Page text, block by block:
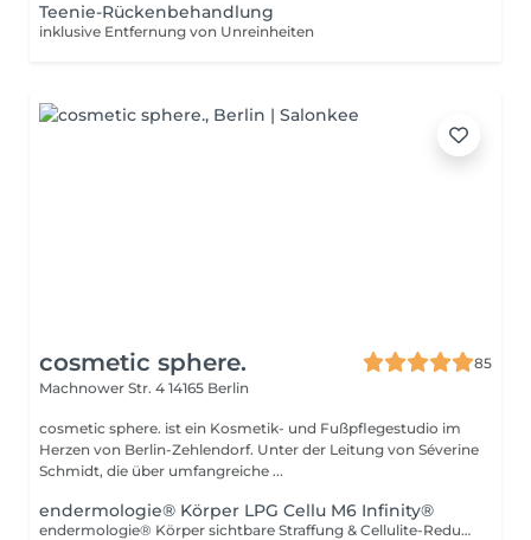
Teenie-Rückenbehandlung
inklusive Entfernung von Unreinheiten
cosmetic sphere.
85
Machnower Str. 4 14165 Berlin
cosmetic sphere. ist ein Kosmetik- und Fußpflegestudio im
Herzen von Berlin-Zehlendorf. Unter der Leitung von Séverine
Schmidt, die über umfangreiche ...
endermologie® Körper LPG Cellu M6 Infinity®
endermologie® Körper sichtbare Straffung & Cellulite-Reduktion Die endermologie® Körperbehandlung ist eine effektive, nicht-invasive Methode zur Hautstraffung, Cellulite-Reduktion und Figurformung. Durch gezielte mechanische Tiefenstimulation wird der Stoffwechsel im Gewebe aktiviert und die natürliche Fettfreisetzung angeregt. Gleichzeitig wird die Produktion von Kollagen und Elastin stimuliert für eine straffere, glattere und sichtbar definiertere Silhouette. Ihre Vorteile auf einen Blick: Sichtbare Reduktion von Cellulite Straffere, festere Haut Aktivierung der Fettverbrennung Verbesserung der Durchblutung Entgiftung durch Lymphdrainage Ideal bei: Cellulite (Orangenhaut) erschlafftem Gewebe lokalen Fettdepots Wassereinlagerungen Die Behandlung ist angenehm, schmerzfrei und erfordert keine Ausfallzeit perfekt auch als Kur für nachhaltige Ergebnisse. Natürlich formen. Straffen. Wohlfühlen.